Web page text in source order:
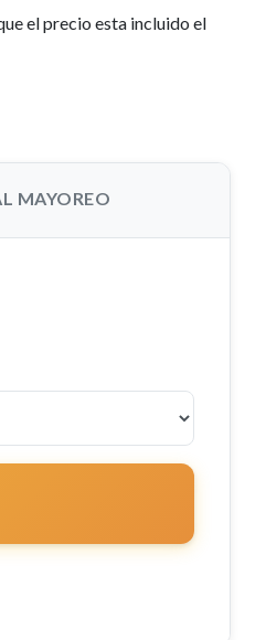
el precio esta incluido el
MAYOREO